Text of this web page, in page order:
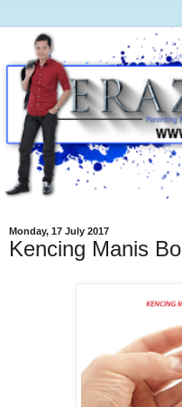
Monday, 17 July 2017
Kencing Manis